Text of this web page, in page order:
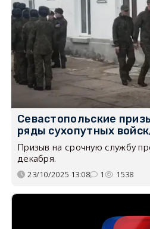
Севастопольские
ряды сухопутных
Призыв на срочную службу
декабря.
23/10/2025 13:08 1 1538